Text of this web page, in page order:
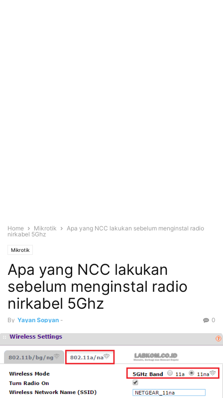
Home Mikrotik
Apa yang NCC lakukan sebelum menginstal radio
nirkabel 5Ghz
Mikrotik
Apa yang NCC lakukan
sebelum menginstal radio
nirkabel 5Ghz
By Yayan Sopyan - 0